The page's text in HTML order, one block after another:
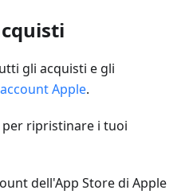
gli acquisti e gli
account Apple.
per ripristinare i tuoi
dell'App Store di Apple